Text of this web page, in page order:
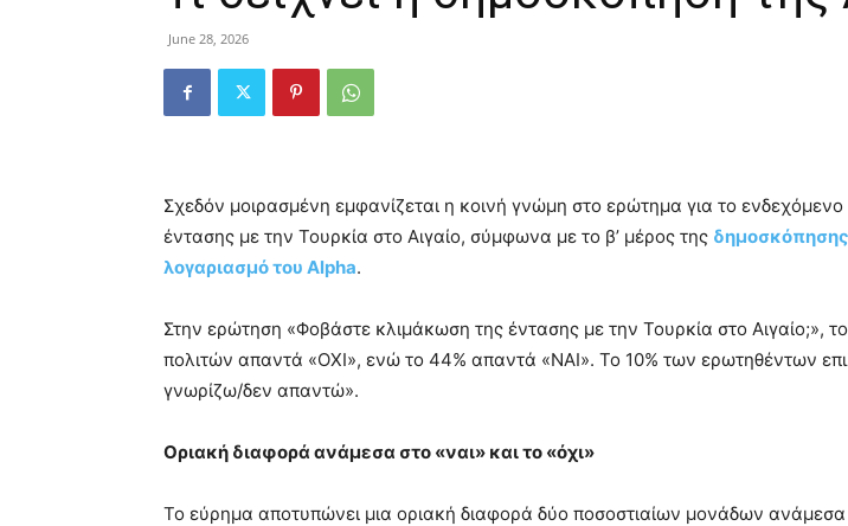
June 28, 2026
Σχεδόν μοιρασμένη εμφανίζεται η κοινή γνώμη στο ερώτημα για το
έντασης με την Τουρκία στο Αιγαίο, σύμφωνα με το β’ μέρος της δημοσκόπησης
λογαριασμό του Alpha.
Στην ερώτηση «Φοβάστε κλιμάκωση της έντασης με την Τουρκία στο Αιγαίο;»,
πολιτών απαντά «ΟΧΙ», ενώ το 44% απαντά «ΝΑΙ». Το 10% των ερωτηθέντων
γνωρίζω/δεν απαντώ».
Οριακή διαφορά ανάμεσα στο «ναι» και το «όχι»
Το εύρημα αποτυπώνει μια οριακή διαφορά δύο ποσοστιαίων μονάδων